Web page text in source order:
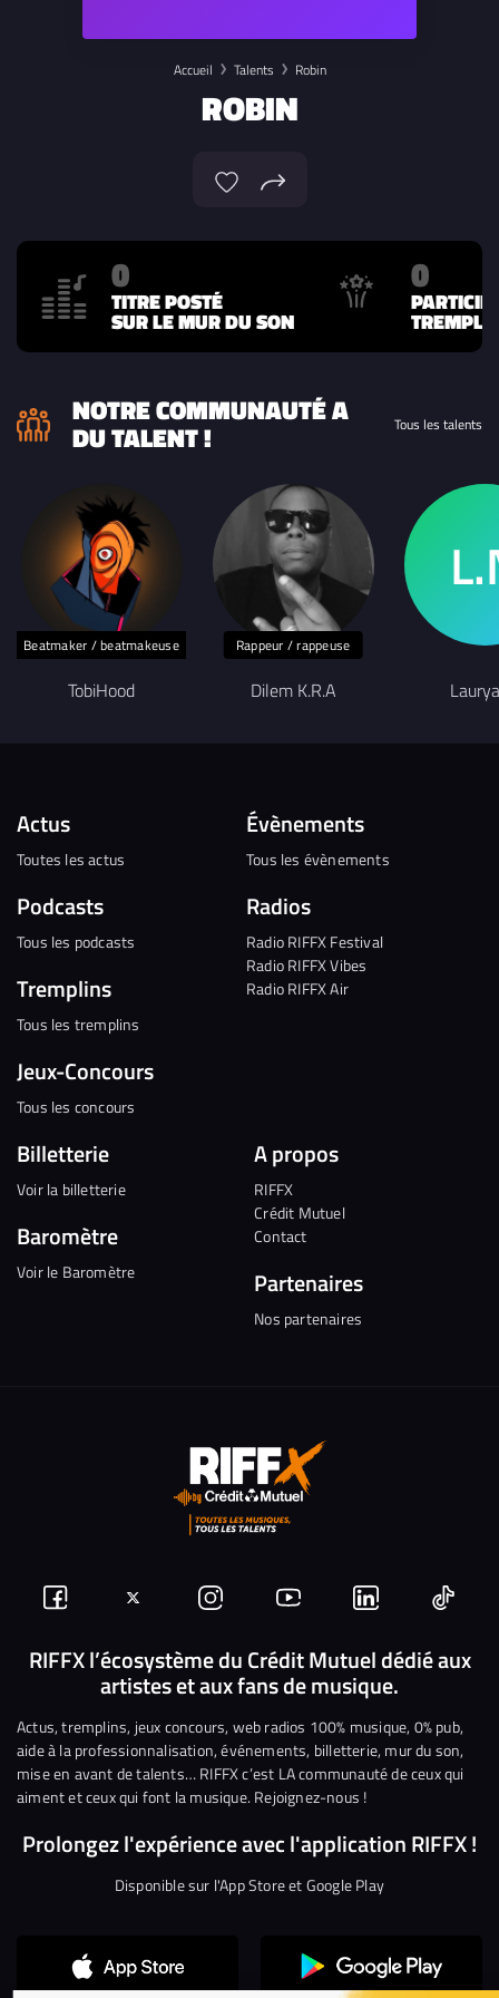
Continuer sans accepter
Accueil Talents Robin
ROBIN
0
TITRE POSTÉ
SUR LE MUR DU SON
0
NOTRE COMMUNAUTÉ A
DU TALENT ! Tous les talents
Beatmaker / beatmakeuse
TobiHood
Rappeur / rappeuse
Dilem K.R.A
Actus
Toutes les actus
Podcasts
Tous les podcasts
Tremplins
Tous les tremplins
Jeux-Concours
Tous les concours
Évènements
Tous les évènements
Radios
Radio RIFFX Festival
Radio RIFFX Vibes
Radio RIFFX Air
Billetterie
Voir la billetterie
Baromètre
Voir le Baromètre
A propos
RIFFX
Crédit Mutuel
Contact
Partenaires
Nos partenaires
Suivez-
nous
Facebook
Suivez-
nous
sur
Twitter
Nous
rejoindre
sur
Instagram
Nous
rejoindre
sur
YouTube
Nous
rejoindre
sur
Linkedin
Nous
RIFFX l’écosystème du Crédit Mutuel dédié aux
artistes et aux fans de musique.
Actus, tremplins, jeux concours, web radios 100% musique, 0% pub,
aide à la professionnalisation, événements, billetterie, mur du son,
mise en avant de talents… RIFFX c’est LA communauté de ceux qui
aiment et ceux qui font la musique. Rejoignez-nous !
Prolongez l'expérience avec l'application RIFFX !
Disponible sur l'App Store et Google Play